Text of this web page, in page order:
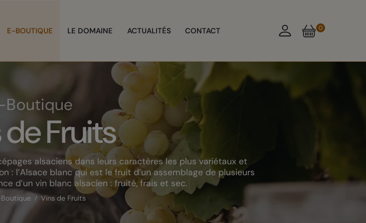
E-BOUTIQUE LE DOMAINE ACTUALITÉS CONTACT 0
Boutique
Fruits
alsaciens dans leurs caractères les plus variétaux et
: l’Alsace blanc qui est le fruit d’un assemblage de plusieurs
d’un vin blanc alsacien : fruité, frais et sec.
Vins de Fruits